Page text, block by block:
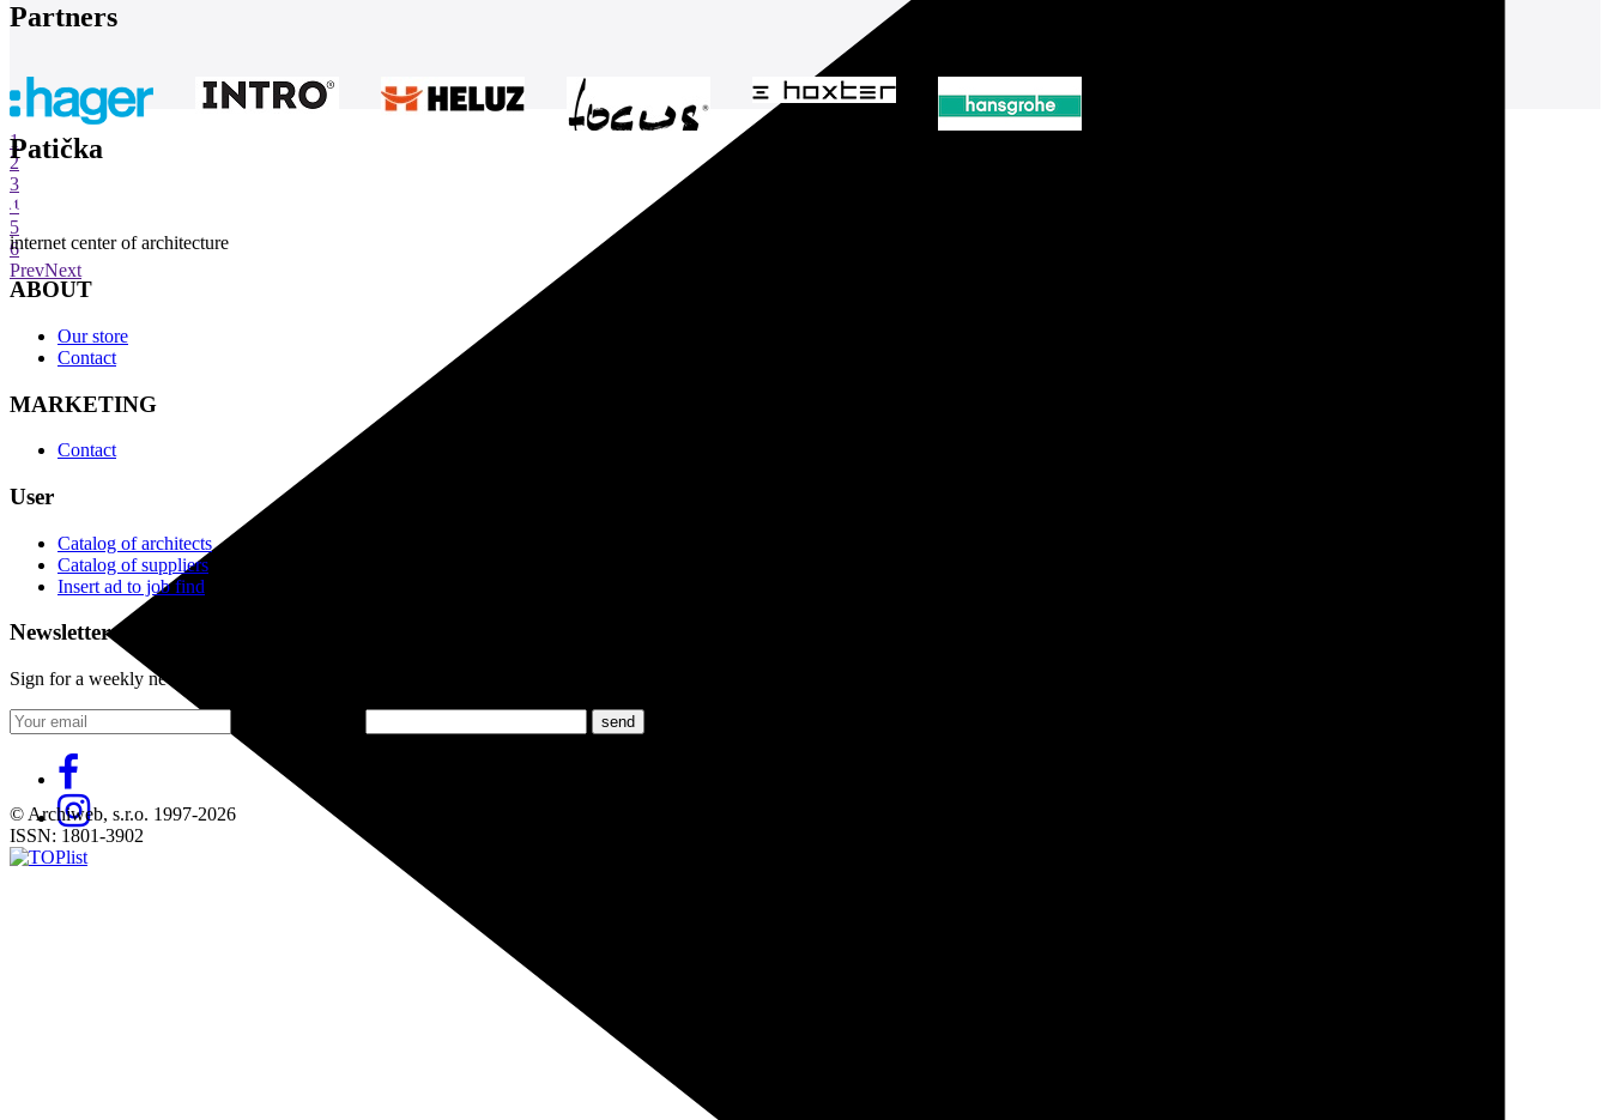
Partners
1
2
3
4
5
6
PrevNext
Patička
internet center of architecture
ABOUT
Our store
Contact
MARKETING
Contact
User
Catalog of architects
Catalog of suppliers
Insert ad to job find
Newsletter
Sign for a weekly newsletter:
© Archiweb, s.r.o. 1997-2026
ISSN: 1801-3902